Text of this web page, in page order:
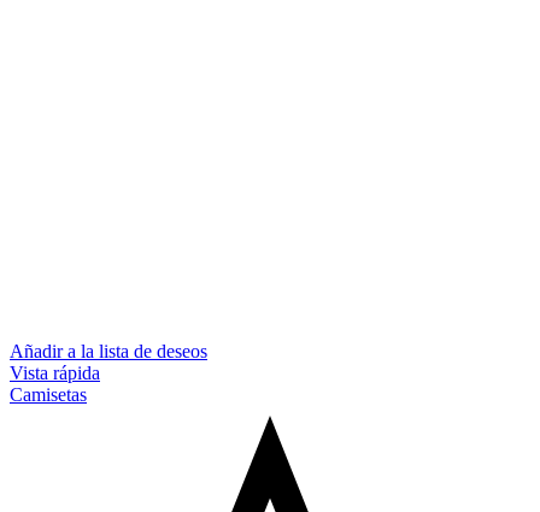
Añadir a la lista de deseos
Vista rápida
Camisetas